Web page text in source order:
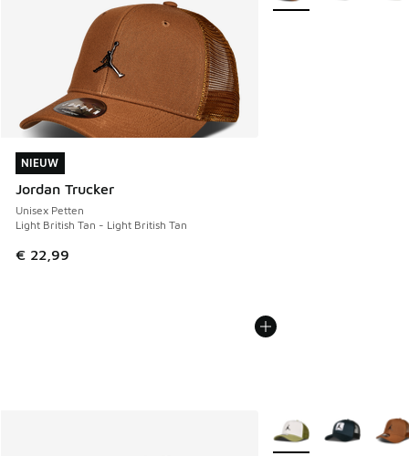
NIEUW
Jordan Trucker
Unisex Petten
Light British Tan - Light British Tan
€ 22,99
NIEUW
Meer kleuren